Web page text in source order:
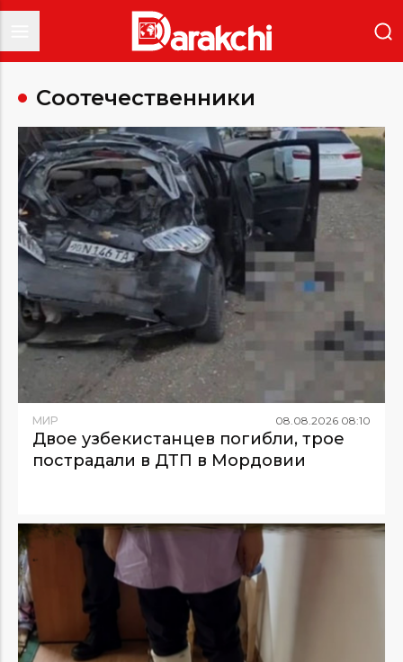
Соотечественники
МИР 08.08.2026 08:10
Двое узбекистанцев погибли, трое
пострадали в ДТП в Мордовии